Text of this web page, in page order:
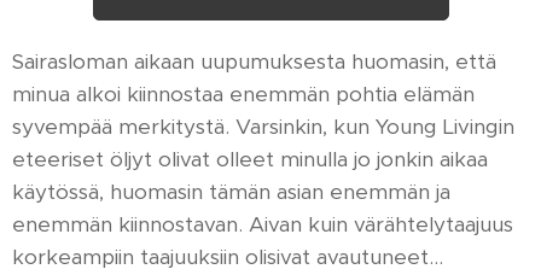
Sairasloman aikaan uupumuksesta huomasin, että
minua alkoi kiinnostaa enemmän pohtia elämän
syvempää merkitystä. Varsinkin, kun Young Livingin
eteeriset öljyt olivat olleet minulla jo jonkin aikaa
käytössä, huomasin tämän asian enemmän ja
enemmän kiinnostavan. Aivan kuin värähtelytaajuus
korkeampiin taajuuksiin olisivat avautuneet...